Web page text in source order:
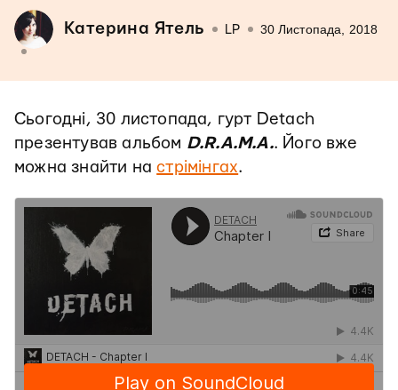
Катерина Ятель LP 30 Листопада, 2018
Сьогодні, 30 листопада, гурт Detach
презентував альбом D.R.A.M.A.. Його вже
можна знайти настрімінгах.